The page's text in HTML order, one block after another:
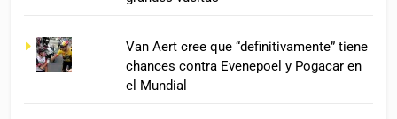
Van Aert cree que “definitivamente” tiene
chances contra Evenepoel y Pogacar en
el Mundial